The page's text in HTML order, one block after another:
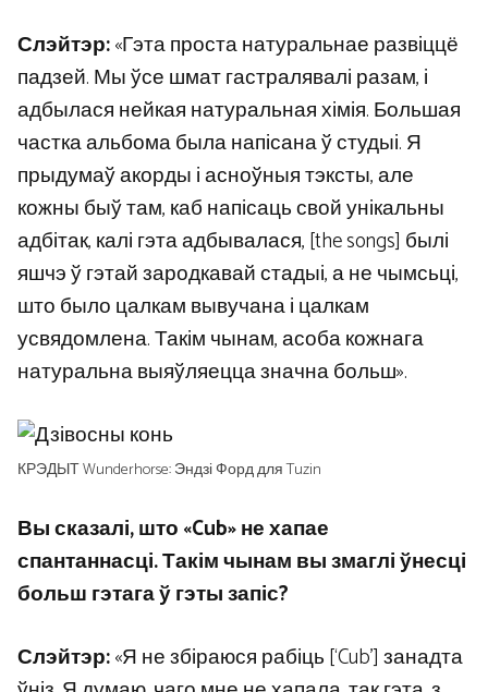
Слэйтэр:«Гэта проста натуральнае развіццё
падзей. Мы ўсе шмат гастралявалі разам, і
адбылася нейкая натуральная хімія. Большая
частка альбома была напісана ў студыі. Я
прыдумаў акорды і асноўныя тэксты, але
кожны быў там, каб напісаць свой унікальны
адбітак, калі гэта адбывалася, [the songs] былі
яшчэ ў гэтай зародкавай стадыі, а не чымсьці,
што было цалкам вывучана і цалкам
усвядомлена. Такім чынам, асоба кожнага
натуральна выяўляецца значна больш».
КРЭДЫТ Wunderhorse: Эндзі Форд для Tuzin
Вы сказалі, што «Cub» не хапае
спантаннасці. Такім чынам вы змаглі ўнесці
больш гэтага ў гэты запіс?
Слэйтэр:«Я не збіраюся рабіць [‘Cub’] занадта